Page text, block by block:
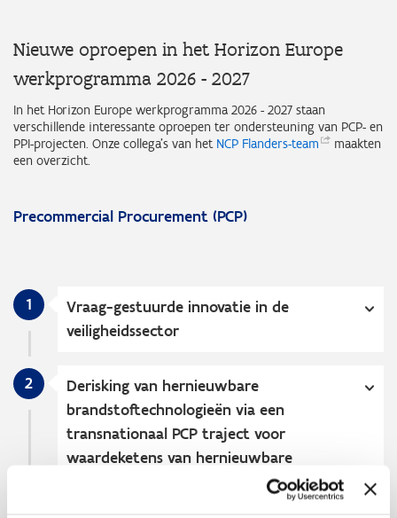
Nieuwe oproepen in het Horizon Europe
werkprogramma 2026 - 2027
In het Horizon Europe werkprogramma 2026 - 2027 staan
verschillende interessante oproepen ter ondersteuning van PCP- en
PPI-projecten. Onze collega's van het NCP Flanders-team
maakten
een overzicht.
Precommercial Procurement (PCP)
1
Vraag-gestuurde innovatie in de
veiligheidssector
2
Derisking van hernieuwbare
brandstoftechnologieën via een
transnationaal PCP traject voor
waardeketens van hernieuwbare